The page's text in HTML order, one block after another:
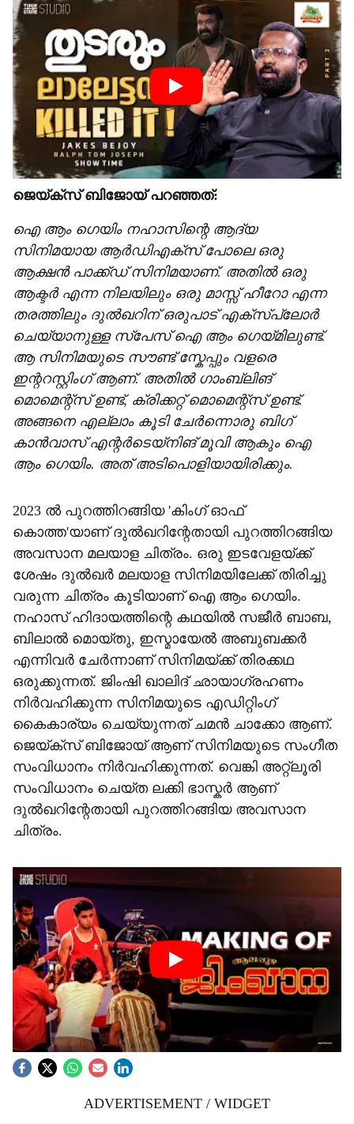
ജെയ്ക്സ് ബിജോയ് പറഞ്ഞത്:
ഐ ആം ഗെയിം നഹാസിന്റെ ആദ്യ
സിനിമയായ ആർഡിഎക്സ് പോലെ ഒരു
ആക്ഷൻ പാക്ക്ഡ് സിനിമയാണ്. അതിൽ ഒരു
ആക്ടർ എന്ന നിലയിലും ഒരു മാസ്സ് ഹീറോ എന്ന
തരത്തിലും ദുൽഖറിന് ഒരുപാട് എക്സ്പ്ലോർ
ചെയ്യാനുള്ള സ്പേസ് ഐ ആം ഗെയ്മിലുണ്ട്.
ആ സിനിമയുടെ സൗണ്ട് സ്കേപ്പും വളരെ
ഇന്ററസ്റ്റിം​ഗ് ആണ്. അതിൽ ​ഗാംബ്ലിങ്
മൊമെന്റ്‌സ്‌ ഉണ്ട്, ക്രിക്കറ്റ് മൊമെന്റ്‌സ്‌ ഉണ്ട്.
അങ്ങനെ എല്ലാം കൂടി ചേർന്നൊരു ബിഗ്
കാൻവാസ്‌ എന്റർടെയ്നിങ് മൂവി ആകും ഐ
ആം ഗെയിം. അത് അടിപൊളിയായിരിക്കും.
2023 ൽ പുറത്തിറങ്ങിയ 'കിംഗ് ഓഫ്
കൊത്ത'യാണ് ദുൽഖറിന്റേതായി പുറത്തിറങ്ങിയ
അവസാന മലയാള ചിത്രം. ഒരു ഇടവേളയ്ക്ക്
ശേഷം ദുൽഖർ മലയാള സിനിമയിലേക്ക് തിരിച്ചു
വരുന്ന ചിത്രം കൂടിയാണ് ഐ ആം ​ഗെയിം.
നഹാസ് ഹിദായത്തിന്റെ കഥയിൽ സജീർ ബാബ,
ബിലാൽ മൊയ്‌തു, ഇസ്മായേൽ അബുബക്കർ
എന്നിവർ ചേർന്നാണ് സിനിമയ്ക്ക് തിരക്കഥ
ഒരുക്കുന്നത്. ജിംഷി ഖാലിദ് ഛായാഗ്രഹണം
നിർവഹിക്കുന്ന സിനിമയുടെ എഡിറ്റിംഗ്
കൈകാര്യം ചെയ്യുന്നത് ചമൻ ചാക്കോ ആണ്.
ജെയ്ക്സ് ബിജോയ് ആണ് സിനിമയുടെ സം​ഗീത
സംവിധാനം നിർവഹിക്കുന്നത്. വെങ്കി അറ്റ്ലൂരി
സംവിധാനം ചെയ്ത ലക്കി ഭാസ്കർ ആണ്
ദുൽഖറിന്റേതായി പുറത്തിറങ്ങിയ അവസാന
ചിത്രം.
ADVERTISEMENT / WIDGET